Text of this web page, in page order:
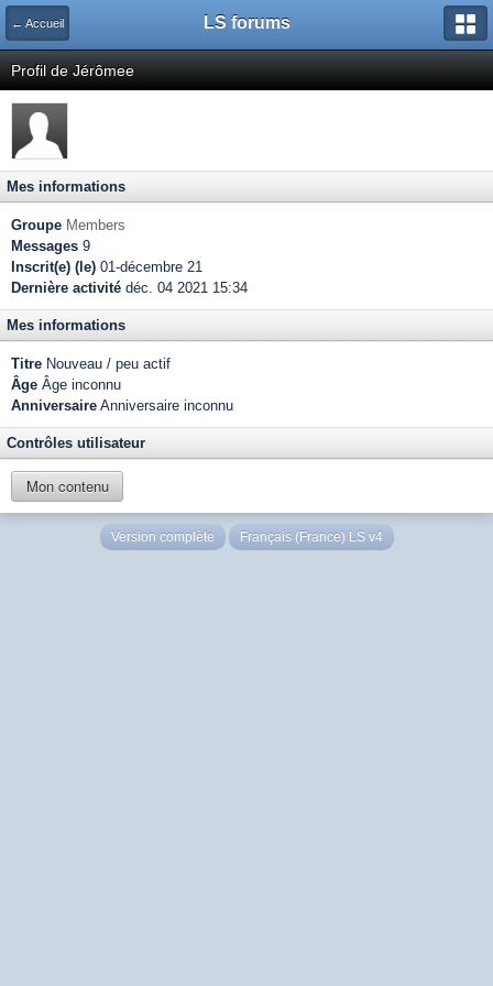
← Accueil LS forums
Profil de Jérômee
Mes informations
Groupe Members
Messages 9
Inscrit(e) (le) 01-décembre 21
Dernière activité déc. 04 2021 15:34
Mes informations
Titre Nouveau / peu actif
Âge Âge inconnu
Anniversaire Anniversaire inconnu
Contrôles utilisateur
Mon contenu
Version complète Français (France) LS v4